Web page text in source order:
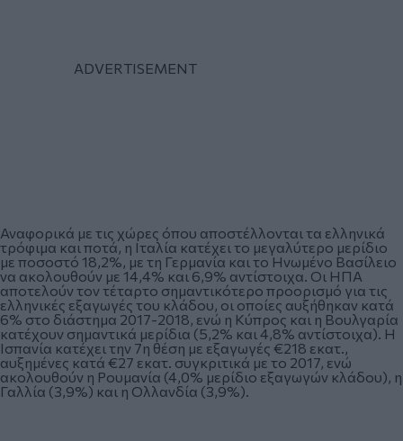
Αναφορικά με τις χώρες όπου αποστέλλονται τα ελληνικά
τρόφιμα και ποτά, η Ιταλία κατέχει το μεγαλύτερο μερίδιο
με ποσοστό 18,2%, με τη Γερμανία και το Ηνωμένο Βασίλειο
να ακολουθούν με 14,4% και 6,9% αντίστοιχα. Οι ΗΠΑ
αποτελούν τον τέταρτο σημαντικότερο προορισμό για τις
ελληνικές εξαγωγές του κλάδου, οι οποίες αυξήθηκαν κατά
6% στο διάστημα 2017-2018, ενώ η Κύπρος και η Βουλγαρία
κατέχουν σημαντικά μερίδια (5,2% και 4,8% αντίστοιχα). Η
Ισπανία κατέχει την 7η θέση με εξαγωγές €218 εκατ.,
αυξημένες κατά €27 εκατ. συγκριτικά με το 2017, ενώ
ακολουθούν η Ρουμανία (4,0% μερίδιο εξαγωγών κλάδου), η
Γαλλία (3,9%) και η Ολλανδία (3,9%).